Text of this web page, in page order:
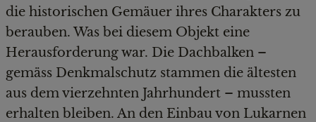
die historischen Gemäuer ihres Charakters zu
berauben. Was bei diesem Objekt eine
Herausforderung war. Die Dachbalken –
gemäss Denkmalschutz stammen die ältesten
aus dem vierzehnten Jahrhundert – mussten
erhalten bleiben. An den Einbau von Lukarnen